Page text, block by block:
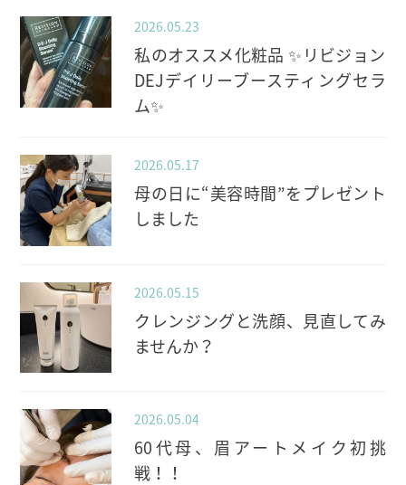
2026.05.23
私のオススメ化粧品 ✨️リビジョン
DEJデイリーブースティングセラ
ム✨️
2026.05.17
母の日に“美容時間”をプレゼント
しました
2026.05.15
クレンジングと洗顔、見直してみ
ませんか？
2026.05.04
60代母、眉アートメイク初挑
戦！！